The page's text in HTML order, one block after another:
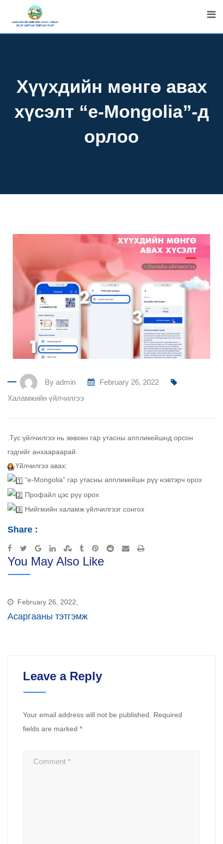
content
Хүүхдийн мөнгө авах
хүсэлт “e-Mongolia”-д
орлоо
By admin
February 26, 2022
Халамжийн үйлчилгээ
.Тус үйлчилгээ нь зөвхөн гар утасны аппликейшнд орсон
гэдгийг анхаараарай.
Үйлчилгээ авах:
“e-Mongolia” гар утасны аппликейшн рүү нэвтэрч орох
Профайл цэс рүү орох
Нийгмийн халамж үйлчилгээг сонгох
Share :
Google+LinkedInStumbleUpon
TumblrPinterest
Reddit SharePrint
You May Also Like
February 26, 2022,
Асаргааны тэтгэмж
Leave a Reply
Your email address will not be published. Required
fields are marked *